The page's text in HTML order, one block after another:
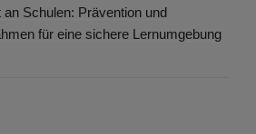
an Schulen: Prävention und
für eine sichere Lernumgebung